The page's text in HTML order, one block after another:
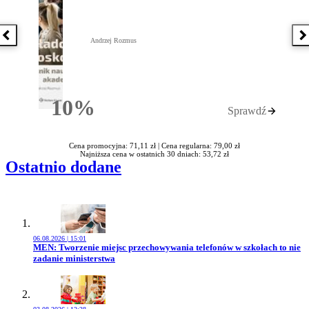
Poprzednia książka
10%Rabatu
Andrzej Rozmus
Sprawdź
Cena promocyjna: 71,11 zł | Cena regularna: 79,00 zł
Najniższa cena w ostatnich 30 dniach: 53,72 zł
Ostatnio dodane
06.08.2026 | 15:01
Przejdź do artykułu:
MEN: Tworzenie miejsc przechowywania telefonów w szkołach to nie
zadanie ministerstwa